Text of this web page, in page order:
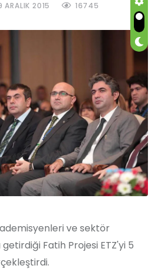
ARALIK 2015 16745
ve sektör
Fatih Projesi ETZ'yi 5